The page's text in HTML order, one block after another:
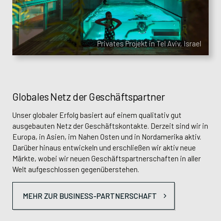
Privates Projekt in Tel Aviv, Israel
Globales Netz der Geschäftspartner
Unser globaler Erfolg basiert auf einem qualitativ gut
ausgebauten Netz der Geschäftskontakte. Derzeit sind wir in
Europa, in Asien, im Nahen Osten und in Nordamerika aktiv.
Darüber hinaus entwickeln und erschließen wir aktiv neue
Märkte, wobei wir neuen Geschäftspartnerschaften in aller
Welt aufgeschlossen gegenüberstehen.
MEHR ZUR BUSINESS-PARTNERSCHAFT
E-mail:
duzenkov@imaginox.cz
Tel.:
+420 721 056 823
E-mail:
fischer@imaginox.cz
Tel.:+420 602 677 426
Transport und Installation